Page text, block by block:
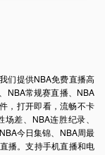
们提供NBA免费直播高
NBA常规赛直播、NBA
，打开即看，流畅不卡
差、NBA连胜纪录、
今日集锦、NBA周最
播。支持手机直播和电